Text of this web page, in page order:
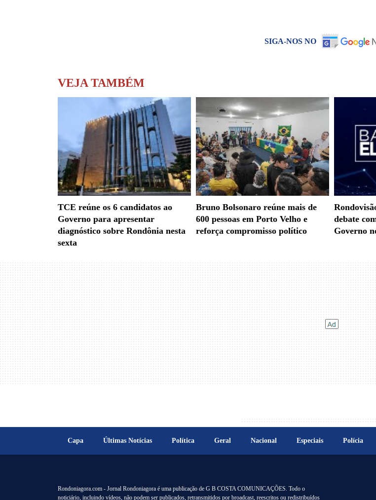
SIGA-NOS NO
VEJA TAMBÉM
TCE reúne os 6 candidatos ao
Governo para apresentar
diagnóstico sobre Rondônia nesta
sexta
Bruno Bolsonaro reúne mais de
600 pessoas em Porto Velho e
reforça compromisso político
debate
Governo
Capa Últimas Notícias Política Geral Nacional Especiais Polícia
Rondoniagora.com - Jornal Rondoniagora é uma publicação de G B COSTA COMUNICAÇÕES. Todo o
noticiário, incluindo vídeos, não podem ser publicados, retransmitidos por broadcast, reescritos ou redistribuídos